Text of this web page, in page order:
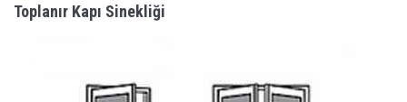
Toplanır Kapı Sinekliği